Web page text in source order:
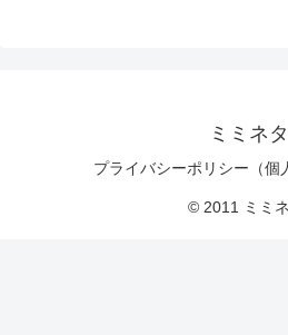
ミミネタ
プライバシーポリシー（個
© 2011 ミミ